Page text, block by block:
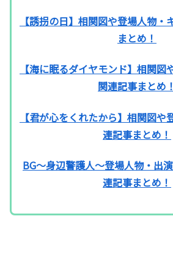
【誘拐の日】相関図や登場人物
まとめ！
【海に眠るダイヤモンド】相関
関連記事まとめ！
【君が心をくれたから】相関図
連記事まとめ！
BG〜身辺警護人〜登場人物・出
連記事まとめ！